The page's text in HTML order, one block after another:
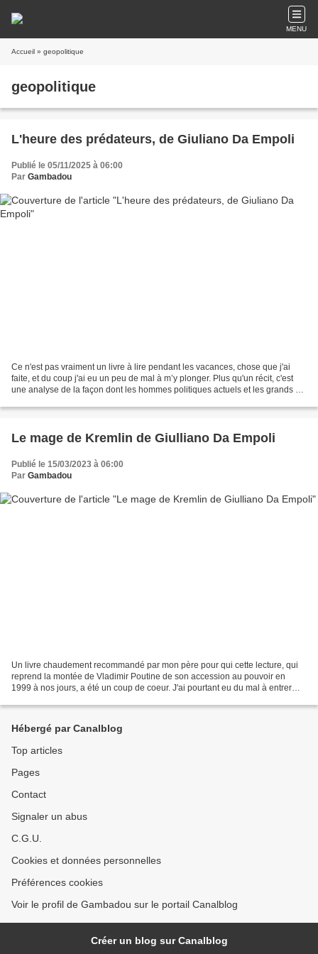
MENU
Accueil » geopolitique
geopolitique
L'heure des prédateurs, de Giuliano Da Empoli
Publié le 05/11/2025 à 06:00
Par Gambadou
Ce n'est pas vraiment un livre à lire pendant les vacances, chose que j'ai
faite, et du coup j'ai eu un peu de mal à m’y plonger. Plus qu'un récit, c'est
une analyse de la façon dont les hommes politiques actuels et les grands de
Le mage de Kremlin de Giulliano Da Empoli
Publié le 15/03/2023 à 06:00
Par Gambadou
Un livre chaudement recommandé par mon père pour qui cette lecture, qui
reprend la montée de Vladimir Poutine de son accession au pouvoir en
1999 à nos jours, a été un coup de coeur. J'ai pourtant eu du mal à entrer
Hébergé par Canalblog
Top articles
Pages
Contact
Signaler un abus
C.G.U.
Cookies et données personnelles
Préférences cookies
Voir le profil de Gambadou sur le portail Canalblog
Créer un blog sur Canalblog